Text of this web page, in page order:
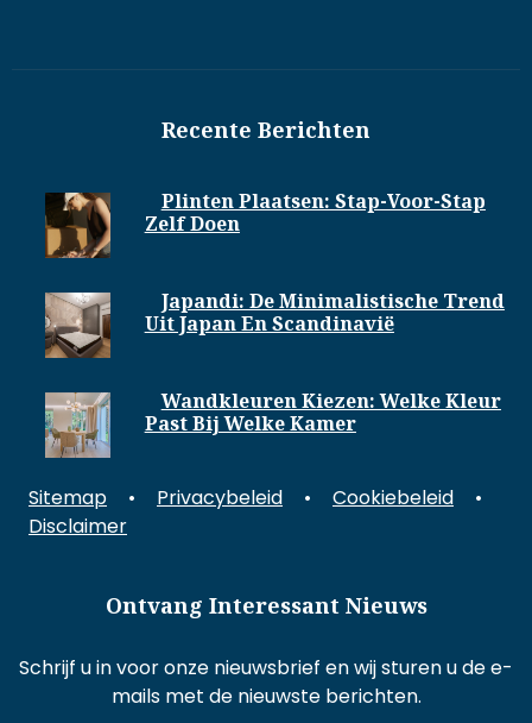
Recente Berichten
Plinten Plaatsen: Stap-Voor-Stap
Zelf Doen
Japandi: De Minimalistische Trend
Uit Japan En Scandinavië
Wandkleuren Kiezen: Welke Kleur
Past Bij Welke Kamer
Sitemap • Privacybeleid • Cookiebeleid
•
Disclaimer
Ontvang Interessant Nieuws
Schrijf u in voor onze nieuwsbrief en wij sturen u de e-
mails met de nieuwste berichten.